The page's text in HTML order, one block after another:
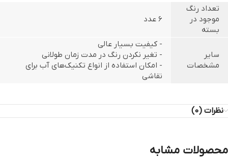
تعداد رنگ
موجود در
بسته
6 عدد
سایر
مشخصات
- کیفیت بسیار عالی
- تغیر نکردن رنگ در مدت زمان طولانی
- امکان استفاده از انواع تکنیک‌های آب برای
نقاشی
نظرات (0)
محصولات مشابه